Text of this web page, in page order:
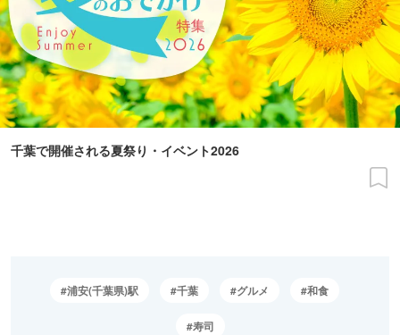
千葉で開催される夏祭り・イベント2026
浦安(千葉県)駅 千葉 グルメ 和食
寿司